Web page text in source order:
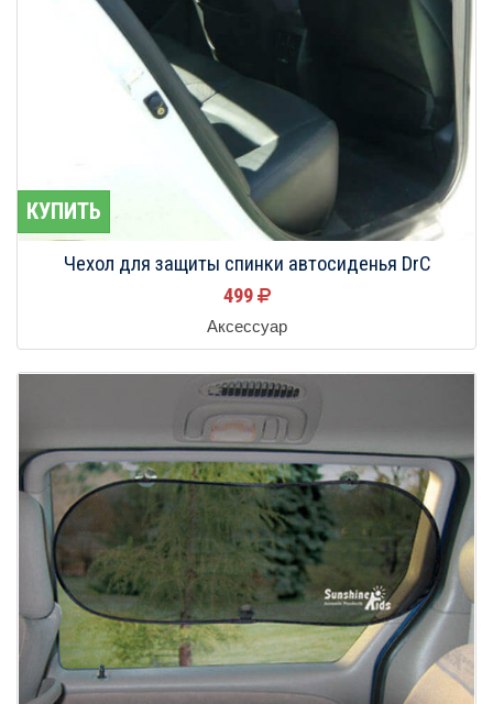
КУПИТЬ
Чехол для защиты спинки автосиденья DrC
499
Аксессуар